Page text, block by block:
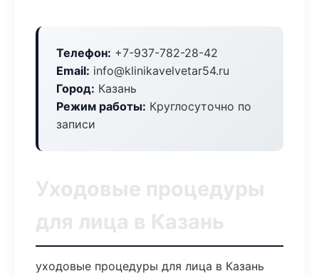
Телефон: +7-937-782-28-42
Email: info@klinikavelvetar54.ru
Город: Казань
Режим работы: Круглосуточно по
записи
Уходовые процедуры
для лица в Казань
уходовые процедуры для лица в Казань